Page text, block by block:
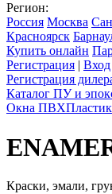
Регион:
Россия Москва
Красноярск
Купить онлайн
Регистрация | Вход
Регистрация
Каталог ПУ и
Окна ПВХПластик
Краски, эмали,